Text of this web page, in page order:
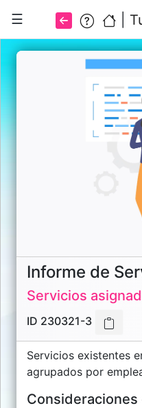
☰
Turisoft
turisoft.com
Informe de
Servicios
ID 230321-3
Servicios existentes
agrupados por
Consideraciones